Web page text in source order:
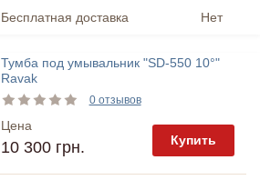
Бесплатная доставка Нет
Тумба под умывальник "SD-550 10°"
Ravak
0 отзывов
Цена
10 300 грн. Купить